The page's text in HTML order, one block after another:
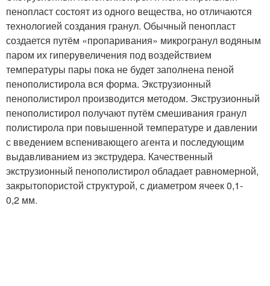
пенопласт состоят из одного вещества, но отличаются
технологией создания гранул. Обычный пенопласт
создается путём «пропаривания» микрогранул водяным
паром их гиперувеличения под воздействием
температуры пары пока не будет заполнена пеной
пенополистирола вся форма. Экструзионный
пенополистирол производится методом. Экструзионный
пенополистирол получают путём смешивания гранул
полистирола при повышенной температуре и давлении
с введением вспенивающего агента и последующим
выдавливанием из экструдера. Качественный
экструзионный пенополистирол обладает равномерной,
закрытопористой структурой, с диаметром ячеек 0,1-
0,2 мм.